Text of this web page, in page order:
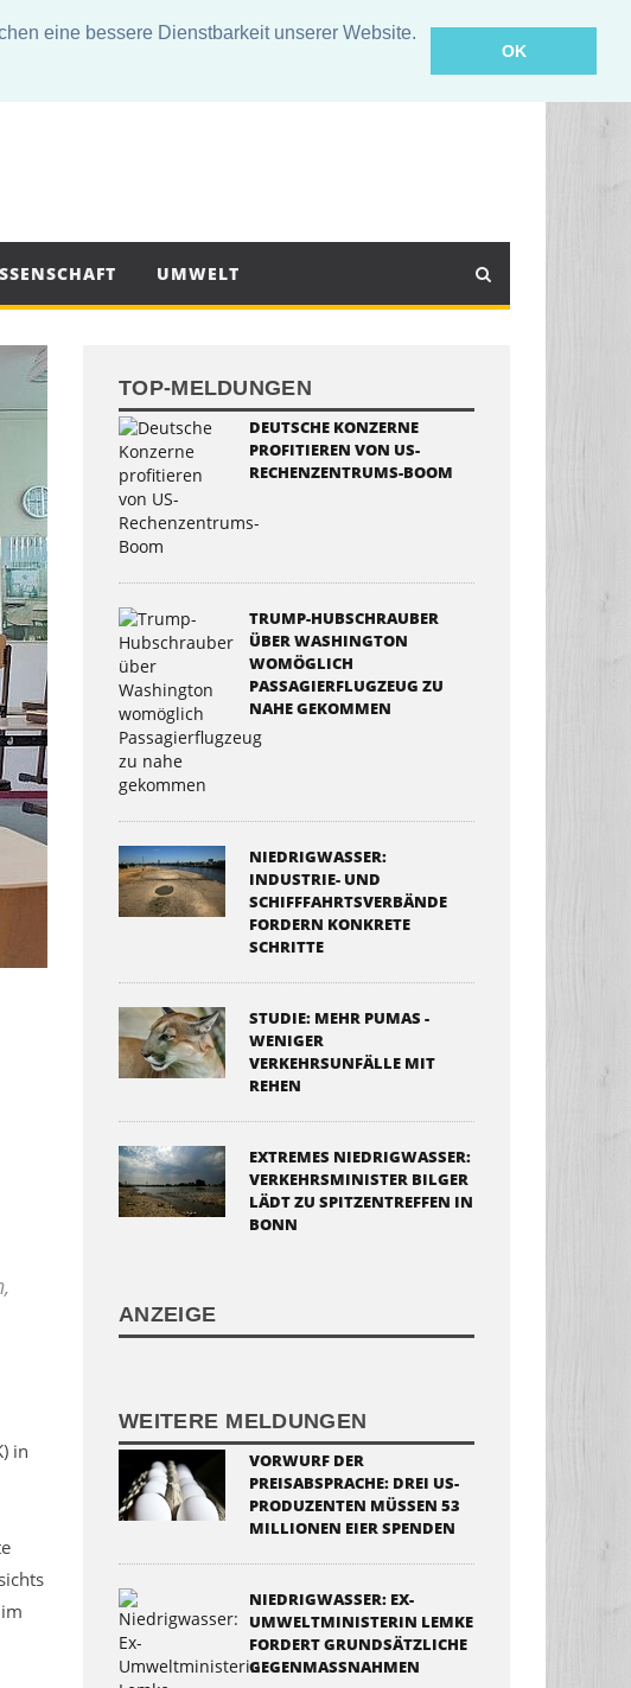
eine bessere Dienstbarkeit unserer Website.
OK
UMWELT
in
TOP-MELDUNGEN
DEUTSCHE KONZERNE
PROFITIEREN VON US-
RECHENZENTRUMS-BOOM
TRUMP-HUBSCHRAUBER
ÜBER WASHINGTON
WOMÖGLICH
PASSAGIERFLUGZEUG ZU
NAHE GEKOMMEN
NIEDRIGWASSER:
INDUSTRIE- UND
SCHIFFFAHRTSVERBÄNDE
FORDERN KONKRETE
SCHRITTE
STUDIE: MEHR PUMAS -
WENIGER
VERKEHRSUNFÄLLE MIT
REHEN
EXTREMES NIEDRIGWASSER:
VERKEHRSMINISTER BILGER
LÄDT ZU SPITZENTREFFEN IN
BONN
ANZEIGE
WEITERE MELDUNGEN
VORWURF DER
PREISABSPRACHE: DREI US-
PRODUZENTEN MÜSSEN 53
MILLIONEN EIER SPENDEN
NIEDRIGWASSER: EX-
UMWELTMINISTERIN LEMKE
FORDERT GRUNDSÄTZLICHE
GEGENMASSNAHMEN